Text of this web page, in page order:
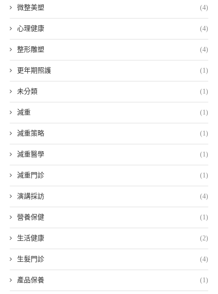
微整美塑 (4)
心理健康 (4)
整形雕塑 (4)
更年期照護 (1)
未分類 (1)
減重 (1)
減重策略 (1)
減重醫學 (1)
減重門診 (1)
演講採訪 (4)
營養保健 (1)
生活健康 (2)
生髮門診 (4)
產品保養 (1)